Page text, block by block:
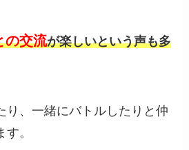
の交流が楽しいという声も多
り、一緒にバトルしたりと仲
。